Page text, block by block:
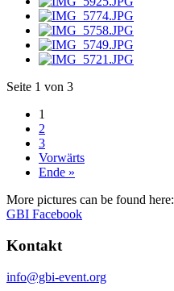
Seite 1 von 3
1
2
3
Vorwärts
Ende »
More pictures can be found here:
GBI Facebook
Kontakt
info@gbi-event.org